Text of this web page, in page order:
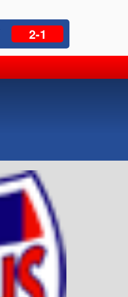
2-1